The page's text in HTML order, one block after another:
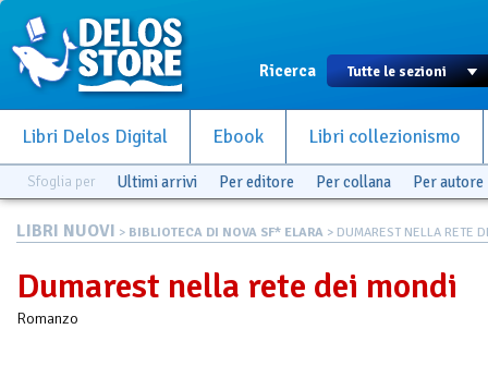
Ricerca
Libri Delos Digital Ebook Libri collezionismo
Sfoglia per Ultimi arrivi Per editore Per collana Per autore
LIBRI NUOVI > BIBLIOTECA DI NOVA SF* ELARA > DUMAREST NELLA RETE
Dumarest nella rete dei mondi
Romanzo